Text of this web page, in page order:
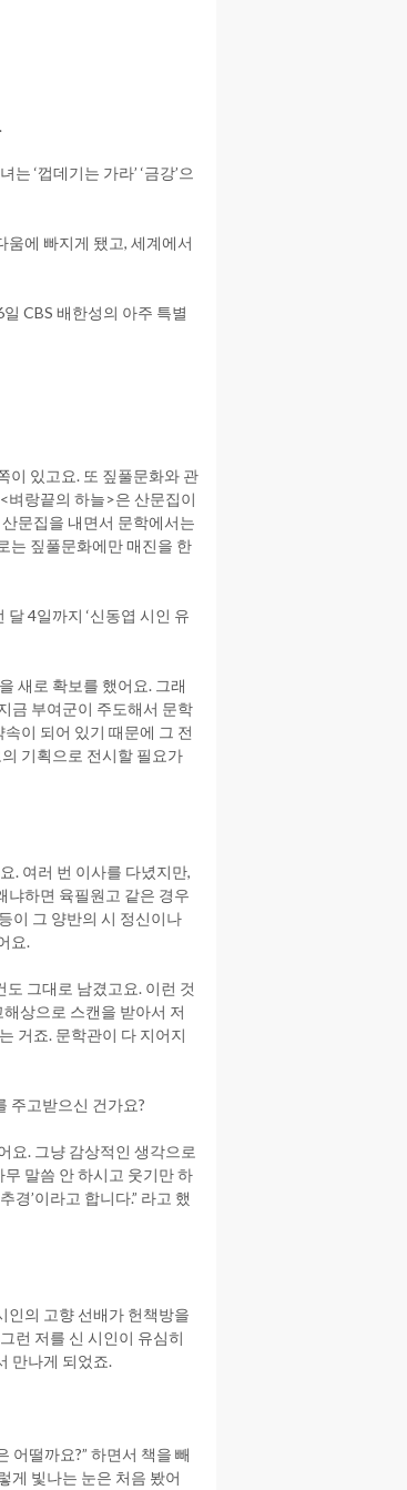
‘껍데기는 가라’ ‘금강’으
움에 빠지게 됐고, 세계에서
CBS 배한성의 아주 특별
이 있고요. 또 짚풀문화와 관
벼랑끝의 하늘>은 산문집이
문집을 내면서 문학에서는
는 짚풀문화에만 매진을 한
4일까지 ‘신동엽 시인 유
새로 확보를 했어요. 그래
금 부여군이 주도해서 문학
이 되어 있기 때문에 그 전
기획으로 전시할 필요가
. 여러 번 이사를 다녔지만,
냐하면 육필원고 같은 경우
이 그 양반의 시 정신이나
요.
그대로 남겼고요. 이런 것
상으로 스캔을 받아서 저
거죠. 문학관이 다 지어지
주고받으신 건가요?
요. 그냥 감상적인 생각으로
말씀 안 하시고 웃기만 하
경’이라고 합니다.” 라고 했
인의 고향 선배가 헌책방을
런 저를 신 시인이 유심히
만나게 되었죠.
어떨까요?” 하면서 책을 빼
게 빛나는 눈은 처음 봤어